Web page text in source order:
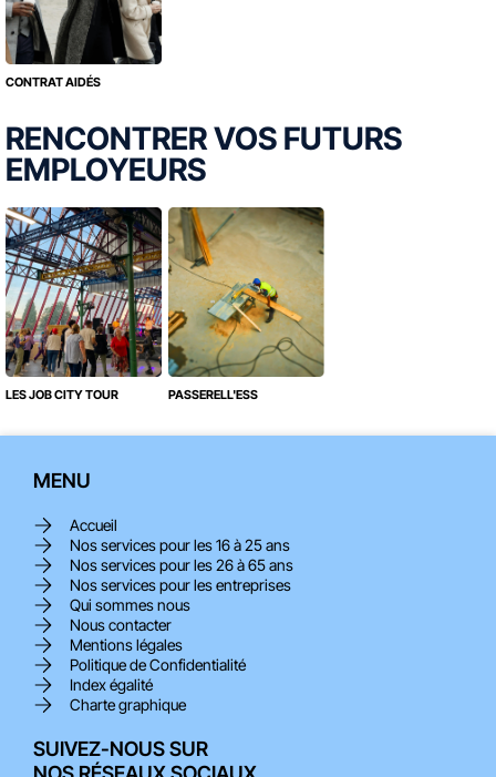
CONTRAT AIDÉS
RENCONTRER VOS FUTURS
EMPLOYEURS
LES JOB CITY TOUR PASSERELL'ESS
MENU
Accueil
Nos services pour les 16 à 25 ans
Nos services pour les 26 à 65 ans
Nos services pour les entreprises
Qui sommes nous
Nous contacter
Mentions légales
Politique de Confidentialité
Index égalité
Charte graphique
SUIVEZ-NOUS SUR